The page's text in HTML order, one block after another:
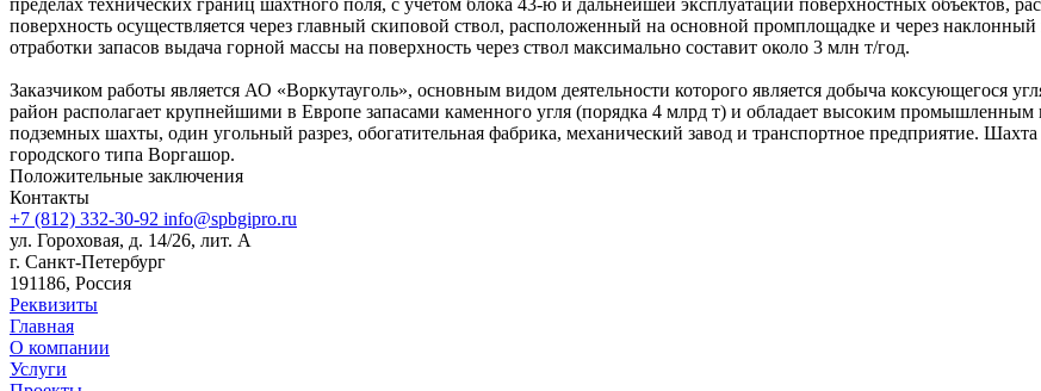
поверхность осуществляется через главный скиповой ствол, расположенный на основной промплощадке и через
отработки запасов выдача горной массы на поверхность через ствол максимально составит около 3 млн т/год.
Заказчиком работы является АО «Воркутауголь», основным видом деятельности которого является добыча коксующегося
район располагает крупнейшими в Европе запасами каменного угля (порядка 4 млрд т) и обладает высоким
подземных шахты, один угольный разрез, обогатительная фабрика, механический завод и транспортное предприятие.
городского типа Воргашор.
Положительные заключения
Контакты
+7 (812) 332-30-92 info@spbgipro.ru
ул. Гороховая, д. 14/26, лит. А
г. Санкт-Петербург
191186, Россия
Реквизиты
Главная
О компании
Услуги